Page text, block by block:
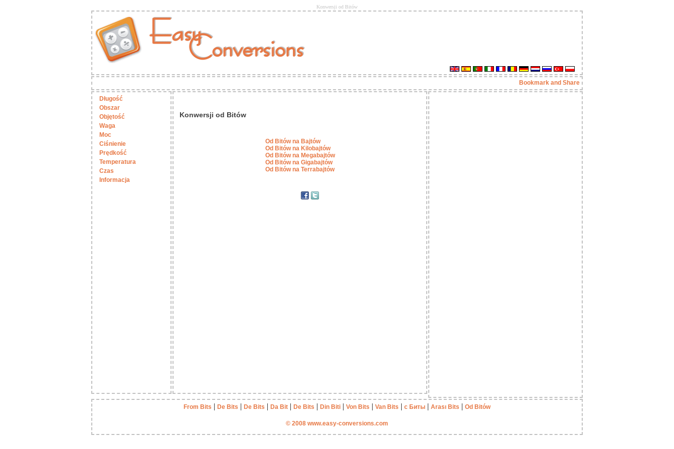
Konwersji od Bitów
Długość
Obszar
Objętość
Waga
Moc
Ciśnienie
Prędkość
Temperatura
Czas
Informacja
Konwersji od Bitów
Od Bitów na Bajtów
Od Bitów na Kilobajtów
Od Bitów na Megabajtów
Od Bitów na Gigabajtów
Od Bitów na Terrabajtów
From Bits De Bits De Bits Da Bit De Bits Din Biti Von Bits Van Bits с Биты Arası Bits Od Bitów
© 2008 www.easy-conversions.com